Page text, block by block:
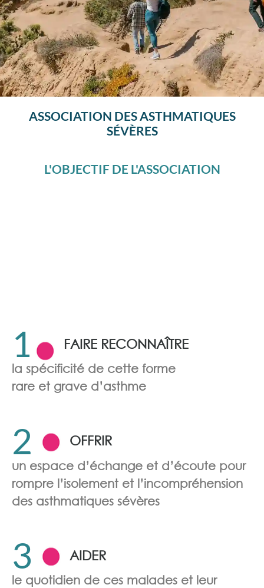
NE LAISSEZ PLUS L’ASTHME
SÉVÈRE VOUS GÂCHER LA VIE
quotidienne et non contrôlée malgré un
ASSOCIATION DES ASTHMATIQUES
SÉVÈRES
L'OBJECTIF DE L'ASSOCIATION
1 FAIRE RECONNAÎTRE
la spécificité de cette forme
rare et grave d’asthme
2 OFFRIR
un espace d’échange et d’écoute pour
rompre l’isolement et l’incompréhension
des asthmatiques sévères
3 AIDER
le quotidien de ces malades et leur